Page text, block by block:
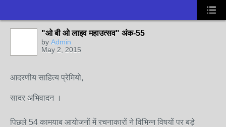
"ओ बी ओ लाइव महाउत्सव" अंक-55
by Admin
May 2, 2015
आदरणीय साहित्य प्रेमियो,
सादर अभिवादन ।
पिछले 54 कामयाब आयोजनों में रचनाकारों ने विभिन्न विषयों पर बड़े